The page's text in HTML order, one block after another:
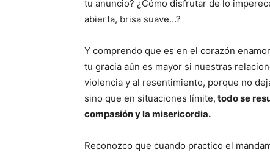
tu anuncio? ¿Cómo disfrutar de lo
abierta, brisa suave…?
Y comprendo que es en el corazón
tu gracia aún es mayor si nuestras
violencia y al resentimiento, porque no
sino que en situaciones límite, todo se
compasión y la misericordia.
Reconozco que cuando practico el